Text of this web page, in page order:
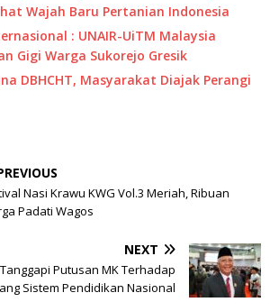
Wajah Baru Pertanian Indonesia
: UNAIR-UiTM Malaysia
Gigi Warga Sukorejo Gresik
DBHCHT, Masyarakat Diajak Perangi
Nasi Krawu KWG Vol.3 Meriah, Ribuan
Padati Wagos
NEXT
Putusan MK Terhadap
Sistem Pendidikan Nasional